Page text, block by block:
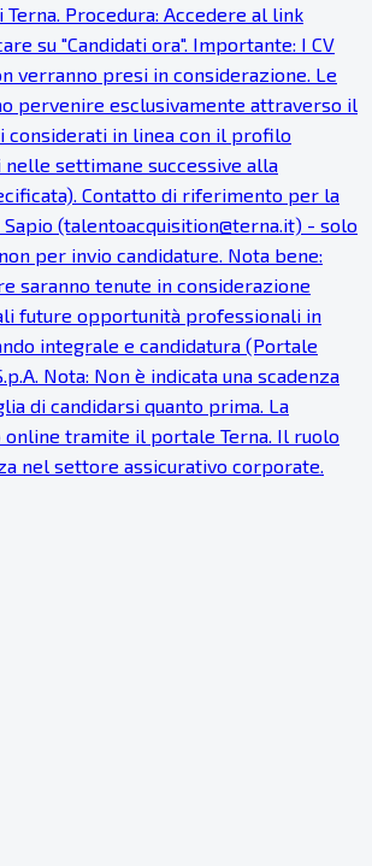
Procedura: Accedere al link
su "Candidati ora". Importante: I CV
verranno presi in considerazione. Le
pervenire esclusivamente attraverso il
considerati in linea con il profilo
settimane successive alla
Contatto di riferimento per la
(talentoacquisition@terna.it) - solo
per invio candidature. Nota bene:
saranno tenute in considerazione
future opportunità professionali in
integrale e candidatura (Portale
Nota: Non è indicata una scadenza
di candidarsi quanto prima. La
online tramite il portale Terna. Il ruolo
nel settore assicurativo corporate.